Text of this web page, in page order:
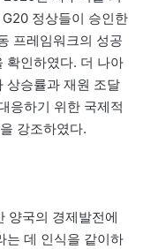
정상들이 승인한
프레임워크의 성공
확인하였다. 더 나아
상승률과 재원 조달
응하기 위한 국제적
강조하였다.
양국의 경제발전에
는 데 인식을 같이하